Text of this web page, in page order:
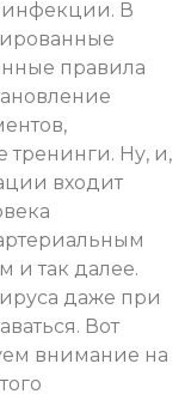
инфекции. В
правила
тренинги. Ну, и,
входит
и так далее.
даже при
Вот
внимание на